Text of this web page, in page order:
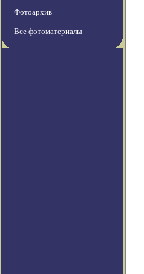
Фотоархив
Все фотоматериалы